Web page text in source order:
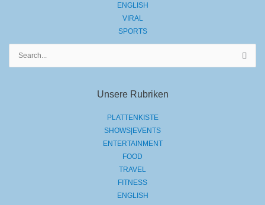
ENGLISH
VIRAL
SPORTS
Unsere Rubriken
PLATTENKISTE
SHOWS|EVENTS
ENTERTAINMENT
FOOD
TRAVEL
FITNESS
ENGLISH